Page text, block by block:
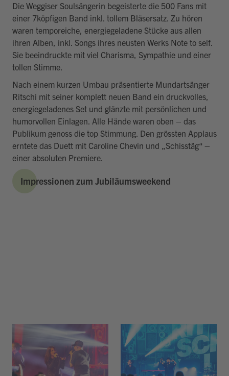
Die Weggiser Soulsängerin begeisterte die 500 Fans mit
einer 7köpfigen Band inkl. tollem Bläsersatz. Zu hören
waren temporeiche, energiegeladene Stücke aus allen
ihren Alben, inkl. Songs ihres neusten Werks Note to self.
Sie beeindruckte mit viel Charisma, Sympathie und einer
tollen Stimme.
Nach einem kurzen Umbau präsentierte Mundartsänger
Ritschi mit seiner komplett neuen Band ein druckvolles,
energiegeladenes Set und glänzte mit persönlichen und
humorvollen Einlagen. Alle Hände waren oben – das
Publikum genoss die top Stimmung. Den grössten Applaus
erntete das Duett mit Caroline Chevin und „Schisstäg“ –
einer absoluten Premiere.
Impressionen zum Jubiläumsweekend